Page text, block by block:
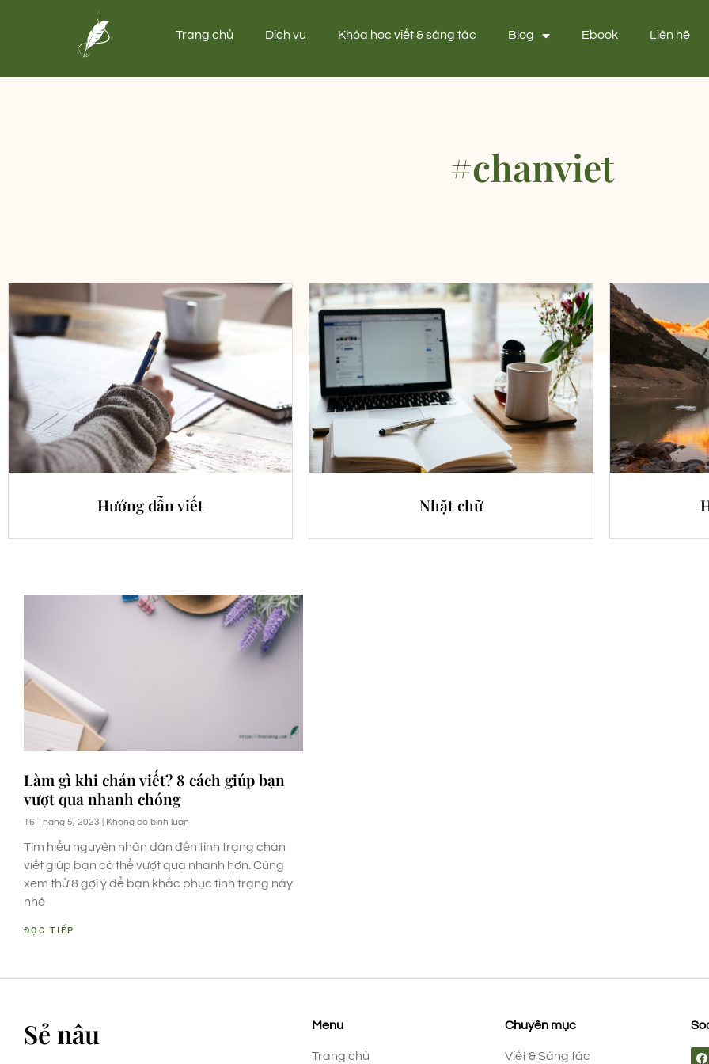
Trang chủ Dịch vụ Khóa học viết & sáng tác Blog Ebook Liên hệ
#chanviet
Hướng dẫn viết Nhặt chữ
Làm gì khi chán viết? 8 cách giúp bạn
vượt qua nhanh chóng
16 Tháng 5, 2023 Không có bình luận
Tìm hiểu nguyên nhân dẫn đến tình trạng chán
viết giúp bạn có thể vượt qua nhanh hơn. Cùng
xem thử 8 gợi ý để bạn khắc phục tình trạng này
nhé
ĐỌC TIẾP
Sẻ nâu Menu
Trang chủ
Chuyên mục
Viết & Sáng tác